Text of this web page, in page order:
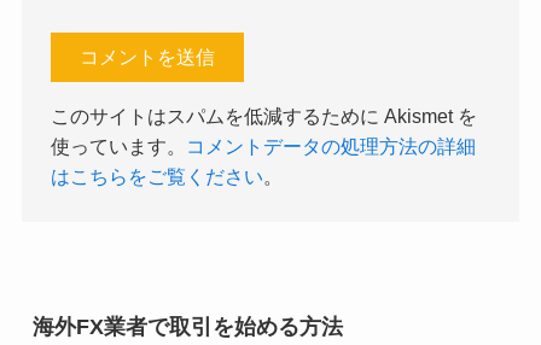
このサイトはスパムを低減するために Akismet を
使っています。
コメントデータの処理方法の詳細
はこちらをご覧ください。
海外FX業者で取引を始める方法